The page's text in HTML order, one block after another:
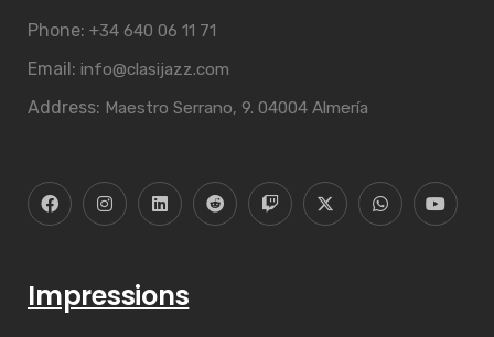
Phone: +34 640 06 11 71
Email: info@clasijazz.com
Address: Maestro Serrano, 9. 04004 Almería
Impressions